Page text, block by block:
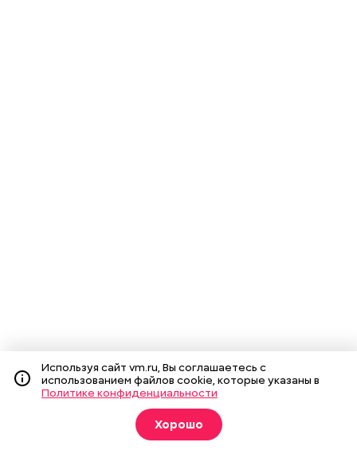
Используя сайт vm.ru, Вы соглашаетесь с
использованием файлов cookie, которые указаны в
Политике конфиденциальности
Хорошо